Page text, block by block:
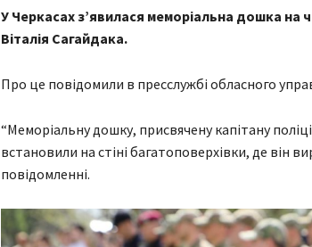
У Черкасах з’явилася меморіальна дошка на
Віталія Сагайдака.
Про це повідомили в пресслужбі обласного
“Меморіальну дошку, присвячену капітану
встановили на стіні багатоповерхівки, де він
повідомленні.